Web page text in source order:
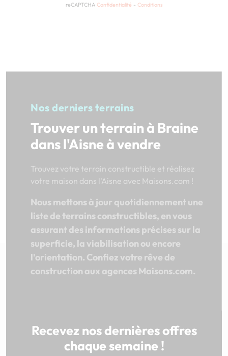
reCAPTCHA Confidentialité - Conditions
Nos derniers terrains
Trouver un terrain à Braine
dans l'Aisne à vendre
Trouvez votre terrain constructible et réalisez
votre maison dans l'Aisne avec Maisons.com !
Nous mettons à jour quotidiennement une
liste de terrains constructibles, en vous
assurant des informations précises sur la
superficie, la viabilisation ou encore
l'orientation. Confiez votre rêve de
construction aux agences Maisons.com.
Recevez nos dernières offres
chaque semaine !